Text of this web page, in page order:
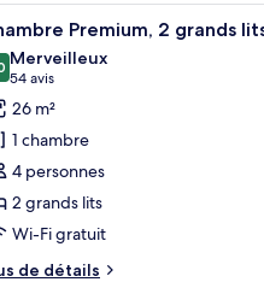
petite table, une lampe et deux
:
3 Premium, 2 grands
sur 10
Merveilleux
54 avis
(54 avis)
26 m²
1 chambre
4 personnes
2 grands lits
Wi-Fi gratuit
de détails